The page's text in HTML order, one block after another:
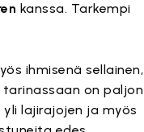
kanssa. Tarkempi
ihmisenä sellainen,
on paljon
lajirajojen ja myös